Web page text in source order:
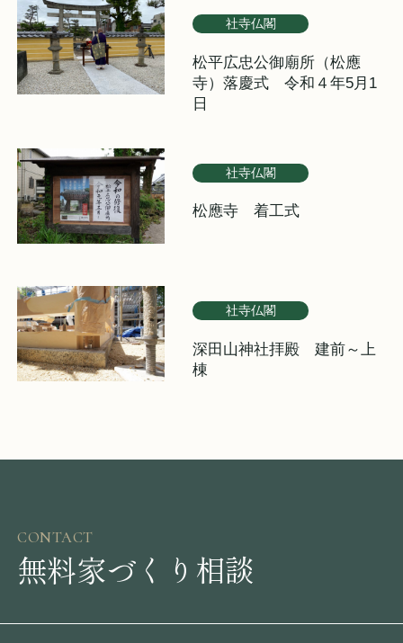
社寺仏閣
松平広忠公御廟所（松應
寺）落慶式 令和４年5月1
日
社寺仏閣
松應寺 着工式
社寺仏閣
深田山神社拝殿 建前～上
棟
CONTACT
無料家づくり相談